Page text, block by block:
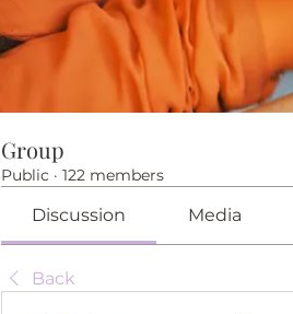
Group
Public · 122 members
Discussion Media
Back